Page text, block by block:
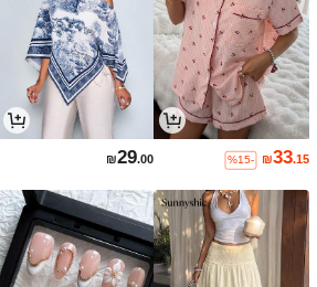
₪33.15
%15-
₪29.00